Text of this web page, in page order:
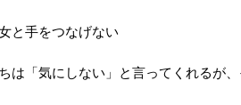
と手をつなげない
は「気にしない」と言ってくれるが